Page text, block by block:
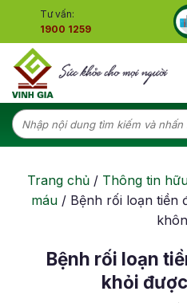
content
Tư vấn:
1900 1259
Tìm
kiếm:
Trang chủ/ Thông tin
máu/ Bệnh rối loạn tiền
Bệnh rối loạn
khỏi